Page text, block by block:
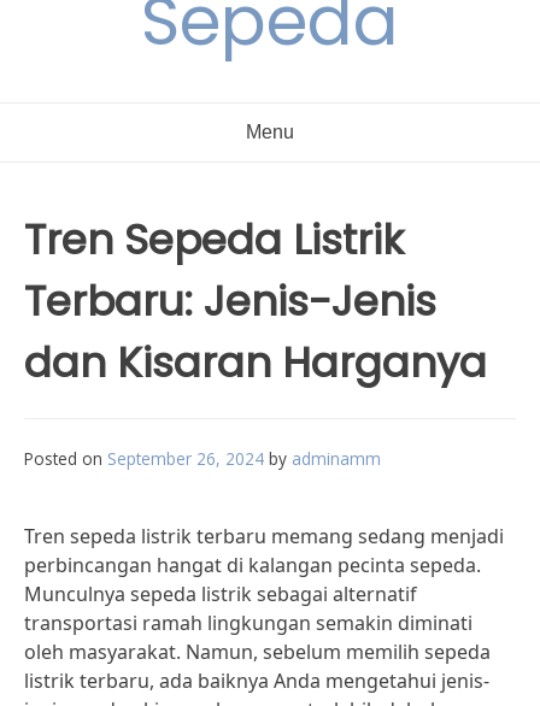
Sepeda
Menu
Tren Sepeda Listrik
Terbaru: Jenis-Jenis
dan Kisaran Harganya
Posted on September 26, 2024 by adminamm
Tren sepeda listrik terbaru memang sedang menjadi
perbincangan hangat di kalangan pecinta sepeda.
Munculnya sepeda listrik sebagai alternatif
transportasi ramah lingkungan semakin diminati
oleh masyarakat. Namun, sebelum memilih sepeda
listrik terbaru, ada baiknya Anda mengetahui jenis-